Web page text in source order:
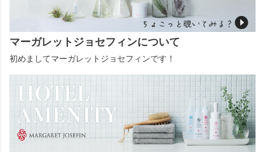
マーガレットジョセフィンについて
初めましてマーガレットジョセフィンです！